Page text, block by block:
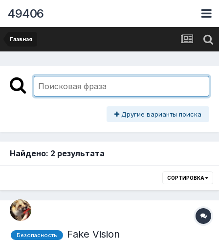
49406
Главная
Другие варианты поиска
Найдено: 2 результата
СОРТИРОВКА
Безопасность Fake Vision